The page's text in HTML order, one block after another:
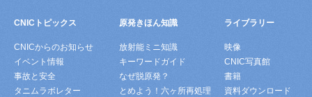
CNICトピックス
CNICからのお知らせ
イベント情報
事故と安全
タニムラボレター
原発きほん知識
放射能ミニ知識
キーワードガイド
なぜ脱原発？
とめよう！六ヶ所再処理
ライブラリー
映像
CNIC写真館
書籍
資料ダウンロード